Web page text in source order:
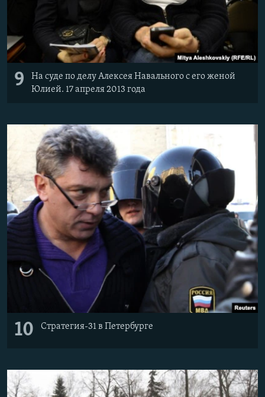
9
На суде по делу Алексея Навального с его женой
Юлией. 17 апреля 2013 года
10 Стратегия-31 в Петербурге